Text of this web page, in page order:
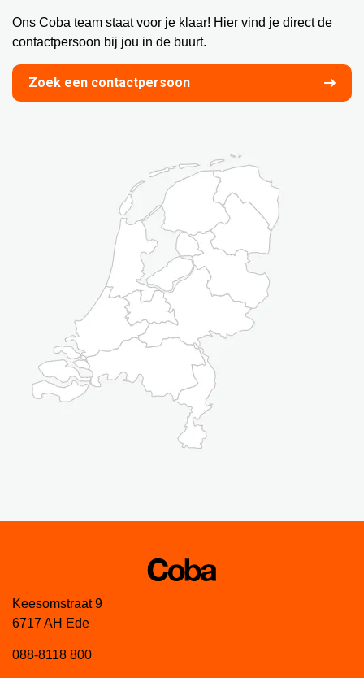
Ons Coba team staat voor je klaar! Hier vind je direct de
contactpersoon bij jou in de buurt.
Zoek een contactpersoon
Keesomstraat 9
6717 AH Ede
088-8118 800